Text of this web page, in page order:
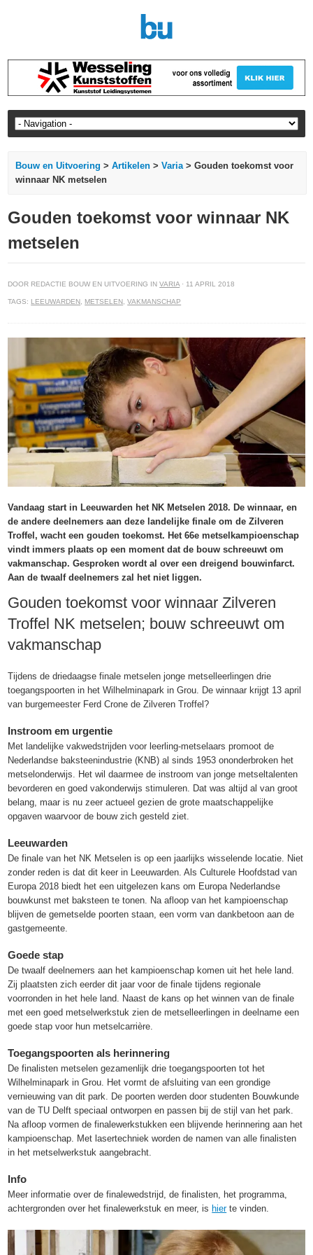
Bouw en Uitvoering >Artikelen >Varia> Gouden toekomst voor
winnaar NK metselen
Gouden toekomst voor winnaar NK
metselen
DOOR REDACTIE BOUW EN UITVOERING INVARIA· 11 APRIL 2018
TAGS: LEEUWARDEN, METSELEN,VAKMANSCHAP
Vandaag start in Leeuwarden het NK Metselen 2018. De winnaar, en
de andere deelnemers aan deze landelijke finale om de Zilveren
Troffel, wacht een gouden toekomst. Het 66e metselkampioenschap
vindt immers plaats op een moment dat de bouw schreeuwt om
vakmanschap. Gesproken wordt al over een dreigend bouwinfarct.
Aan de twaalf deelnemers zal het niet liggen.
Gouden toekomst voor winnaar Zilveren
Troffel NK metselen; bouw schreeuwt om
vakmanschap
Tijdens de driedaagse finale metselen jonge metselleerlingen drie
toegangspoorten in het Wilhelminapark in Grou. De winnaar krijgt 13 april
van burgemeester Ferd Crone de Zilveren Troffel?
Instroom em urgentie
Met landelijke vakwedstrijden voor leerling-metselaars promoot de
Nederlandse baksteenindustrie (KNB) al sinds 1953 ononderbroken het
metselonderwijs. Het wil daarmee de instroom van jonge metseltalenten
bevorderen en goed vakonderwijs stimuleren. Dat was altijd al van groot
belang, maar is nu zeer actueel gezien de grote maatschappelijke
opgaven waarvoor de bouw zich gesteld ziet.
Leeuwarden
De finale van het NK Metselen is op een jaarlijks wisselende locatie. Niet
zonder reden is dat dit keer in Leeuwarden. Als Culturele Hoofdstad van
Europa 2018 biedt het een uitgelezen kans om Europa Nederlandse
bouwkunst met baksteen te tonen. Na afloop van het kampioenschap
blijven de gemetselde poorten staan, een vorm van dankbetoon aan de
gastgemeente.
Goede stap
De twaalf deelnemers aan het kampioenschap komen uit het hele land.
Zij plaatsten zich eerder dit jaar voor de finale tijdens regionale
voorronden in het hele land. Naast de kans op het winnen van de finale
met een goed metselwerkstuk zien de metselleerlingen in deelname een
goede stap voor hun metselcarrière.
Toegangspoorten als herinnering
De finalisten metselen gezamenlijk drie toegangspoorten tot het
Wilhelminapark in Grou. Het vormt de afsluiting van een grondige
vernieuwing van dit park. De poorten werden door studenten Bouwkunde
van de TU Delft speciaal ontworpen en passen bij de stijl van het park.
Na afloop vormen de finalewerkstukken een blijvende herinnering aan het
kampioenschap. Met lasertechniek worden de namen van alle finalisten
in het metselwerkstuk aangebracht.
Info
Meer informatie over de finalewedstrijd, de finalisten, het programma,
achtergronden over het finalewerkstuk en meer, is hierte vinden.